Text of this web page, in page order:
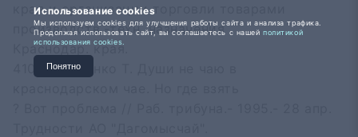
края и организации торговли товарами
производств.-техн. назначения
Краснодар. края.
4107. Журбенко Т. Души не чаю в
Использование cookies
Мы используем cookies для улучшения работы сайта и анализа трафика.
Продолжая использовать сайт, вы соглашаетесь с нашейполитикой
использования cookies.
Понятно